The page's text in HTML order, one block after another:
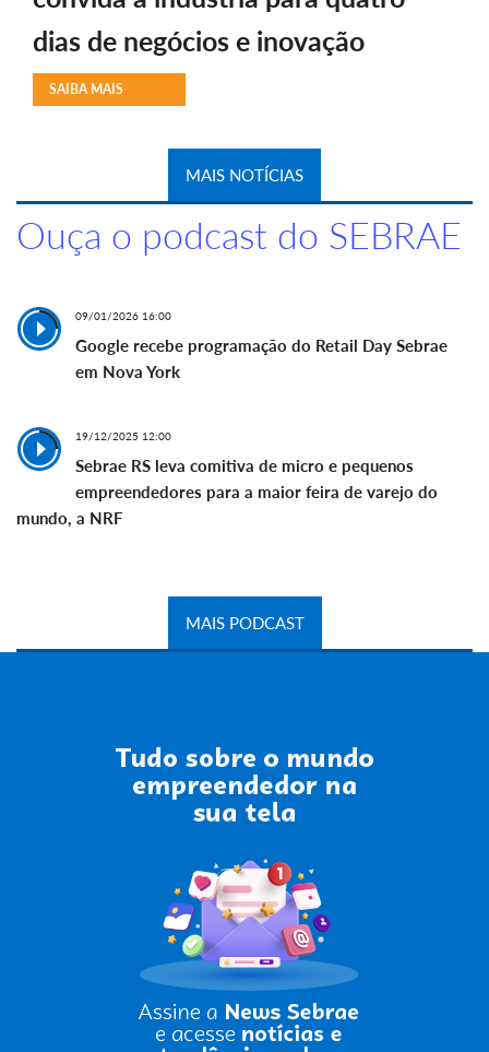
dias de negócios e inovação
SAIBA MAIS
MAIS NOTÍCIAS
Ouça o podcast do SEBRAE
09/01/2026 16:00
Google recebe programação do Retail Day Sebrae
em Nova York
19/12/2025 12:00
Sebrae RS leva comitiva de micro e pequenos
empreendedores para a maior feira de varejo do
mundo, a NRF
MAIS PODCAST